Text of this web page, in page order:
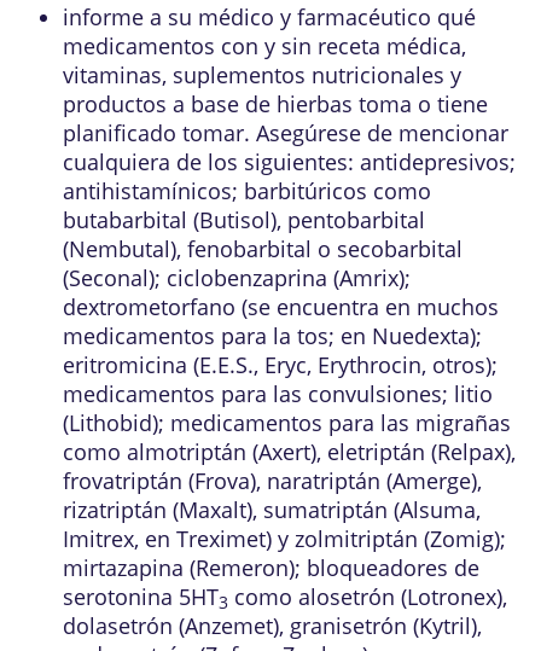
informe a su médico y farmacéutico qué
medicamentos con y sin receta médica,
vitaminas, suplementos nutricionales y
productos a base de hierbas toma o tiene
planificado tomar. Asegúrese de mencionar
cualquiera de los siguientes: antidepresivos;
antihistamínicos; barbitúricos como
butabarbital (Butisol), pentobarbital
(Nembutal), fenobarbital o secobarbital
(Seconal); ciclobenzaprina (Amrix);
dextrometorfano (se encuentra en muchos
medicamentos para la tos; en Nuedexta);
eritromicina (E.E.S., Eryc, Erythrocin, otros);
medicamentos para las convulsiones; litio
(Lithobid); medicamentos para las migrañas
como almotriptán (Axert), eletriptán (Relpax),
frovatriptán (Frova), naratriptán (Amerge),
rizatriptán (Maxalt), sumatriptán (Alsuma,
Imitrex, en Treximet) y zolmitriptán (Zomig);
mirtazapina (Remeron); bloqueadores de
serotonina 5HT3 como alosetrón (Lotronex),
dolasetrón (Anzemet), granisetrón (Kytril),